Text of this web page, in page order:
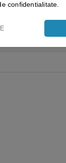
confidentialitate.